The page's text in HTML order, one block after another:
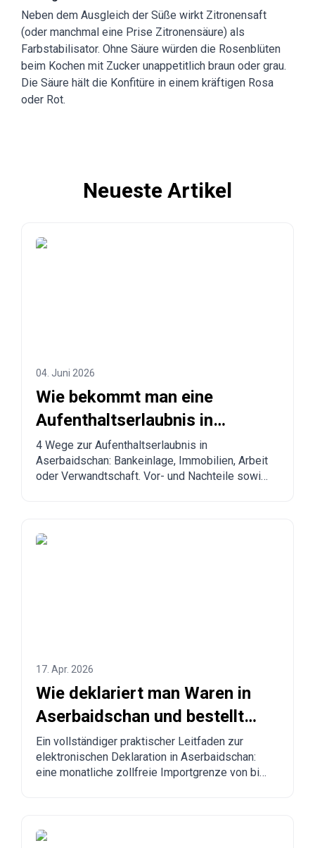
Neben dem Ausgleich der Süße wirkt Zitronensaft
(oder manchmal eine Prise Zitronensäure) als
Farbstabilisator. Ohne Säure würden die Rosenblüten
beim Kochen mit Zucker unappetitlich braun oder grau.
Die Säure hält die Konfitüre in einem kräftigen Rosa
oder Rot.
Neueste Artikel
04. Juni 2026
Wie bekommt man eine
Aufenthaltserlaubnis in
Aserbaidschan? 4 Wege zur
Legalisierung
4 Wege zur Aufenthaltserlaubnis in
Aserbaidschan: Bankeinlage, Immobilien, Arbeit
oder Verwandtschaft. Vor- und Nachteile sowie
17. Apr. 2026
Wie deklariert man Waren in
Aserbaidschan und bestellt
aus China nach
Aserbaidschan?
Ein vollständiger praktischer Leitfaden zur
elektronischen Deklaration in Aserbaidschan:
eine monatliche zollfreie Importgrenze von bis
den USA und anderen Ländern nach